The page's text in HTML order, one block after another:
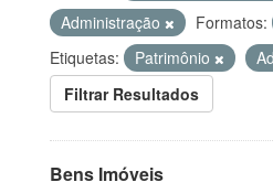
Administração
Formatos:
Etiquetas:
Patrimônio
Filtrar Resultados
Bens Imóveis